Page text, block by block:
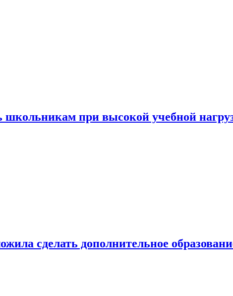
школьникам при высокой учебной
сделать дополнительное